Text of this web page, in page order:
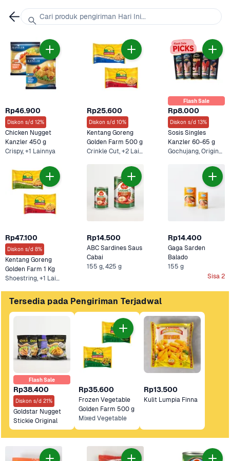
Rp46.900
Diskon s/d 12%
Chicken Nugget
Kanzler 450 g
Crispy, +1 Lainnya
Rp25.600
Diskon s/d 10%
Kentang Goreng
Golden Farm 500 g
Crinkle Cut, +2 Lainnya
Flash Sale
Rp8.000
Diskon s/d 13%
Sosis Singles
Kanzler 60-65 g
Gochujang, Original +6 Lainnya
Rp47.100
Diskon s/d 8%
Kentang Goreng
Golden Farm 1 Kg
Shoestring, +1 Lainnya
Rp14.500
ABC Sardines Saus
Cabai
155 g, 425 g
Rp14.400
Gaga Sarden
155 g
Sisa 2
Tersedia pada Pengiriman Terjadwal
Flash Sale
Rp38.400
Diskon s/d 21%
Goldstar Nugget
Stickie Original
Rp35.600
Frozen Vegetable
Golden Farm 500 g
Mixed Vegetable
Rp13.500
Kulit Lumpia Finna
Cari produk pengiriman Hari Ini...